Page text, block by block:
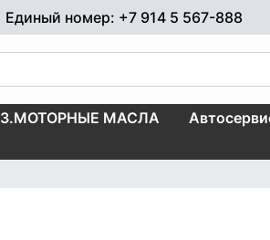
Единый номер: +7 914 5 567-888
3.МОТОРНЫЕ МАСЛА